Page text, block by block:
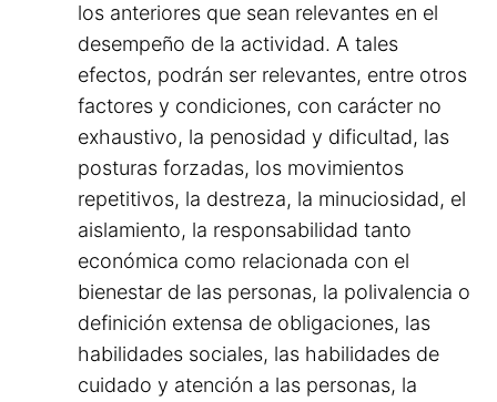
los anteriores que sean relevantes en el
desempeño de la actividad. A tales
efectos, podrán ser relevantes, entre otros
factores y condiciones, con carácter no
exhaustivo, la penosidad y dificultad, las
posturas forzadas, los movimientos
repetitivos, la destreza, la minuciosidad, el
aislamiento, la responsabilidad tanto
económica como relacionada con el
bienestar de las personas, la polivalencia o
definición extensa de obligaciones, las
habilidades sociales, las habilidades de
cuidado y atención a las personas, la